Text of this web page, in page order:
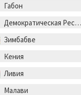
Габон
Демократическая Республика Конго
Зимбабве
Кения
Ливия
Малави